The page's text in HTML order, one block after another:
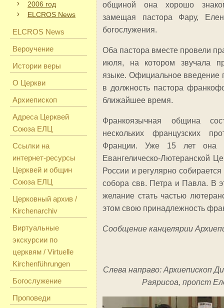
2006 год
ELCROS News
ELCROS News
Вероучение
Истории веры
О Церкви
Архиепископ
Адреса Церквей
Союза ЕЛЦ
Ссылки на
интернет-ресурсы
Церквей и общин
Союза ЕЛЦ
Церковный архив /
Kirchenarchiv
Виртуальные
экскурсии по
церквям / Virtuelle
Kirchenführungen
Богослужение
Проповеди
общиной она хорошо
замещая пастора Фару,
богослужения.
Оба пастора вместе провели
июля, на котором звучала
языке. Официальное введение
в должность пастора
ближайшее время.
Франкоязычная община
нескольких французских
Франции. Уже 15 лет она
Евангелическо-Лютеранской
России и регулярно
собора свв. Петра и Павла. В
желание стать частью
этом свою принадлежность
Сообщение канцелярии
Слева направо: Архиепископ
Раярисоа, пропст